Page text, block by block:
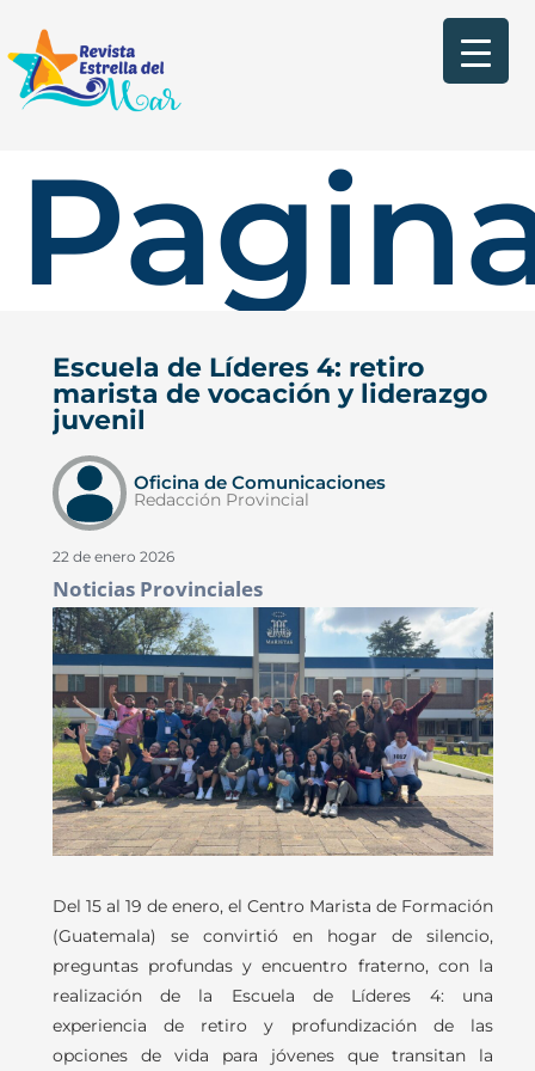
Escuela de Líderes 4: retiro
marista de vocación y liderazgo
juvenil
Oficina de Comunicaciones
Redacción Provincial
22 de enero 2026
Noticias Provinciales
Del 15 al 19 de enero, el Centro Marista de Formación
(Guatemala) se convirtió en hogar de silencio,
preguntas profundas y encuentro fraterno, con la
realización de la Escuela de Líderes 4: una
experiencia de retiro y profundización de las
opciones de vida para jóvenes que transitan la